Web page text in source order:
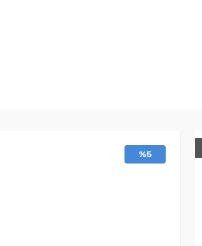
%5